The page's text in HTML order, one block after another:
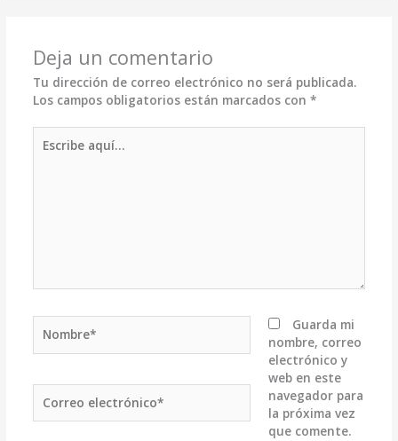
Deja un comentario
Tu dirección de correo electrónico no será publicada.
Los campos obligatorios están marcados con *
aquí...
electrónico*
Guarda mi
nombre, correo
electrónico y
web en este
navegador para
la próxima vez
que comente.